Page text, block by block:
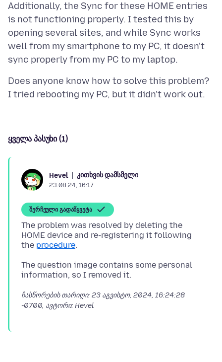
Additionally, the Sync for these HOME entries
is not functioning properly. I tested this by
opening several sites, and while Sync works
well from my smartphone to my PC, it doesn't
Does anyone know how to solve this problem?
ყველა პასუხი (1)
Hevel კითხვის დამსმელი
23.08.24, 16:17
შერჩეული გადაწყვეტა
The problem was resolved by deleting the
HOME device and re-registering it following
the procedure
The question image contains some personal
ჩასწორების თარიღი: 23 აგვისტო, 2024, 16:24:28
-0700, ავტორი: Hevel